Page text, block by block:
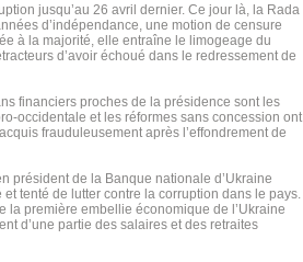
jusqu’au 26 avril dernier. Ce jour là, la Rada
d’indépendance, une motion de censure
à la majorité, elle entraîne le limogeage du
d’avoir échoué dans le redressement de
financiers proches de la présidence sont les
occidentale et les réformes sans concession ont
frauduleusement après l’effondrement de
président de la Banque nationale d’Ukraine
tenté de lutter contre la corruption dans le pays.
la première embellie économique de l’Ukraine
d’une partie des salaires et des retraites